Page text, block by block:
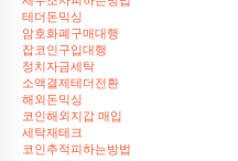
테더돈믹싱
암호화폐구매대행
잡코인구입대행
정치자금세탁
소액결제테더전환
해외돈믹싱
코인해외지갑 매입
세탁재테크
코인추적피하는방법